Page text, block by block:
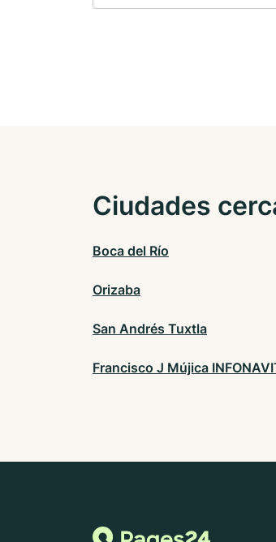
Ciudades
Boca del Río
Orizaba
San Andrés Tuxtla
Francisco J Mújica